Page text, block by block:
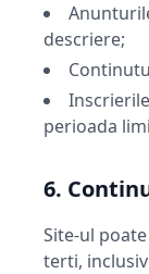
descriere;
perioada
6.
Site-ul
terti,